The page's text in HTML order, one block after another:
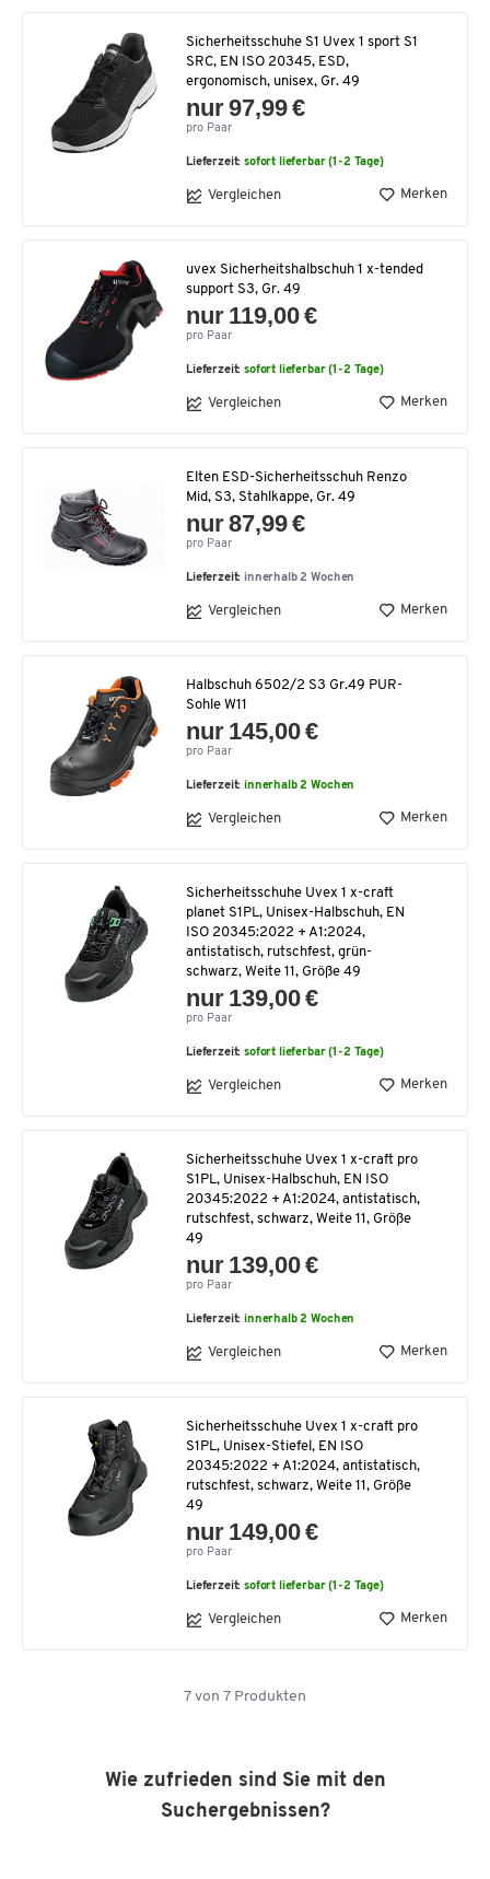
Sicherheitsschuhe S1 Uvex 1 sport S1
SRC, EN ISO 20345, ESD,
ergonomisch, unisex, Gr. 49
nur 97,99 €
pro Paar
Lieferzeit:sofort lieferbar (1-2 Tage)
Vergleichen Merken
uvex Sicherheitshalbschuh 1 x-tended
support S3, Gr. 49
nur 119,00 €
pro Paar
Lieferzeit:sofort lieferbar (1-2 Tage)
Vergleichen Merken
Elten ESD-Sicherheitsschuh Renzo
Mid, S3, Stahlkappe, Gr. 49
nur 87,99 €
pro Paar
Lieferzeit: innerhalb 2 Wochen
Vergleichen Merken
Halbschuh 6502/2 S3 Gr.49 PUR-
Sohle W11
nur 145,00 €
pro Paar
Lieferzeit:innerhalb 2 Wochen
Vergleichen Merken
Sicherheitsschuhe Uvex 1 x-craft
planet S1PL, Unisex-Halbschuh, EN
ISO 20345:2022 + A1:2024,
antistatisch, rutschfest, grün-
schwarz, Weite 11, Größe 49
nur 139,00 €
pro Paar
Lieferzeit:sofort lieferbar (1-2 Tage)
Vergleichen Merken
Sicherheitsschuhe Uvex 1 x-craft pro
S1PL, Unisex-Halbschuh, EN ISO
20345:2022 + A1:2024, antistatisch,
rutschfest, schwarz, Weite 11, Größe
49
nur 139,00 €
pro Paar
Lieferzeit:innerhalb 2 Wochen
Vergleichen Merken
Sicherheitsschuhe Uvex 1 x-craft pro
S1PL, Unisex-Stiefel, EN ISO
20345:2022 + A1:2024, antistatisch,
rutschfest, schwarz, Weite 11, Größe
49
nur 149,00 €
pro Paar
Lieferzeit:sofort lieferbar (1-2 Tage)
Vergleichen Merken
7 von 7 Produkten
Wie zufrieden sind Sie mit den
Suchergebnissen?